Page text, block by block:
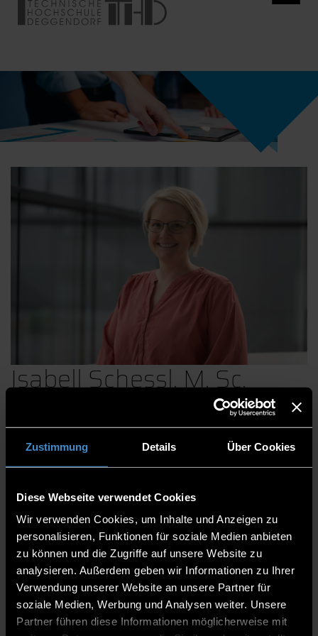
Zustimmung Details Über Cookies
Diese Webseite verwendet Cookies
Wir verwenden Cookies, um Inhalte und Anzeigen zu
personalisieren, Funktionen für soziale Medien anbieten
zu können und die Zugriffe auf unsere Website zu
analysieren. Außerdem geben wir Informationen zu Ihrer
Verwendung unserer Website an unsere Partner für
soziale Medien, Werbung und Analysen weiter. Unsere
Partner führen diese Informationen möglicherweise mit
Isabell Schessl, M. Sc.
Stabsstelle Zentrales Qualitätsmanagement
Mitarbeiterin
Statistik für Akkreditierungen und Lehrberichte
Lehrveranstaltungsevaluationen mit EvaSys
ITC2 2.42
0991/3615-8311